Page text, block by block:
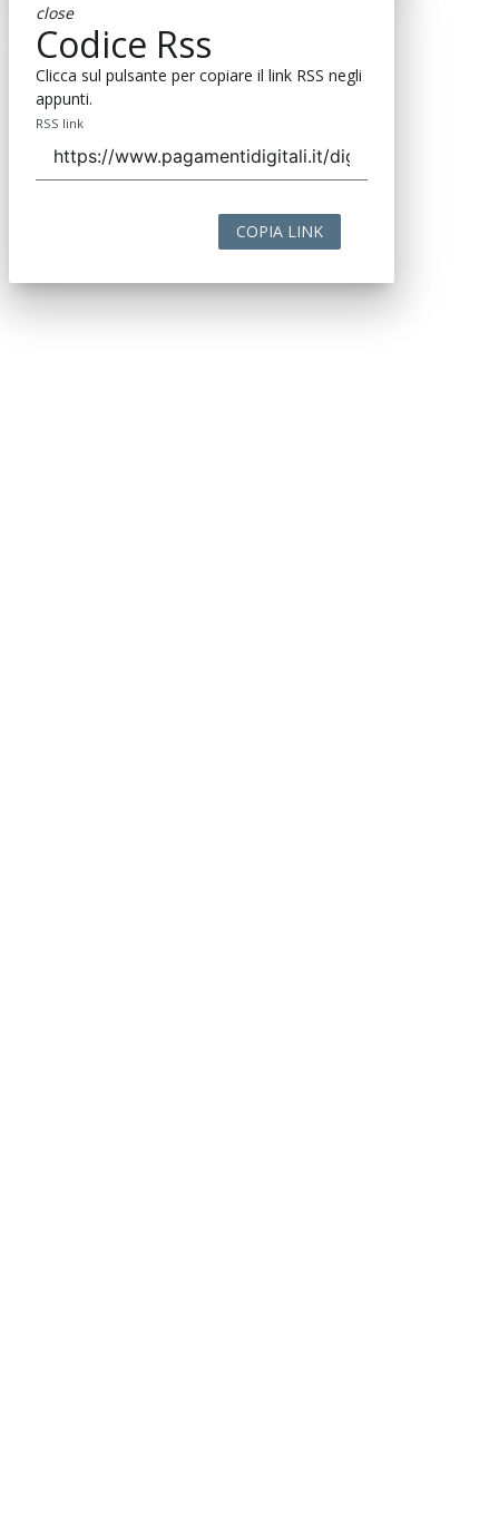
close
Codice Rss
Clicca sul pulsante per copiare il link RSS negli
appunti.
RSS link
COPIA LINK